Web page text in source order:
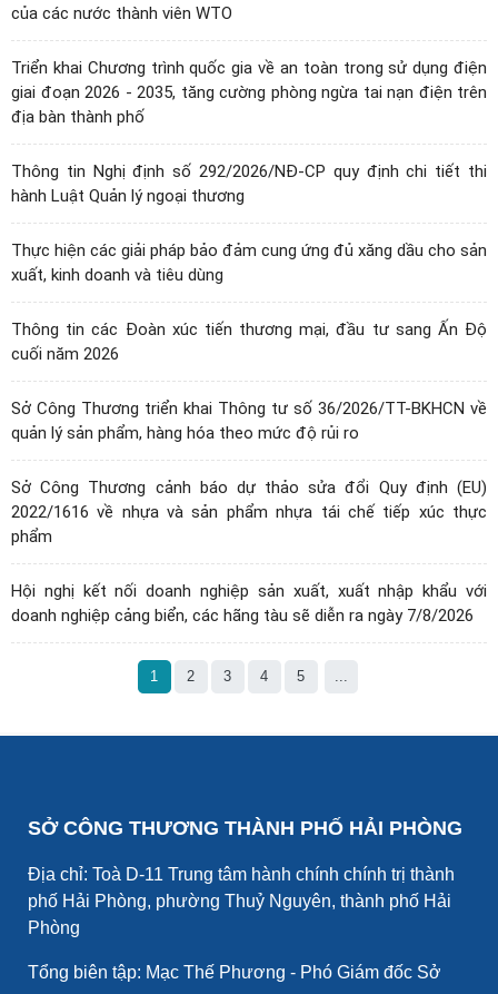
của các nước thành viên WTO
Triển khai Chương trình quốc gia về an toàn trong sử dụng điện
giai đoạn 2026 - 2035, tăng cường phòng ngừa tai nạn điện trên
địa bàn thành phố
Thông tin Nghị định số 292/2026/NĐ-CP quy định chi tiết thi
hành Luật Quản lý ngoại thương
Thực hiện các giải pháp bảo đảm cung ứng đủ xăng dầu cho sản
xuất, kinh doanh và tiêu dùng
Thông tin các Đoàn xúc tiến thương mại, đầu tư sang Ấn Độ
cuối năm 2026
Sở Công Thương triển khai Thông tư số 36/2026/TT-BKHCN về
quản lý sản phẩm, hàng hóa theo mức độ rủi ro
Sở Công Thương cảnh báo dự thảo sửa đổi Quy định (EU)
2022/1616 về nhựa và sản phẩm nhựa tái chế tiếp xúc thực
phẩm
Hội nghị kết nối doanh nghiệp sản xuất, xuất nhập khẩu với
doanh nghiệp cảng biển, các hãng tàu sẽ diễn ra ngày 7/8/2026
1 2 3 4 5 ...
SỞ CÔNG THƯƠNG THÀNH PHỐ HẢI PHÒNG
Địa chỉ: Toà D-11 Trung tâm hành chính chính trị thành
phố Hải Phòng, phường Thuỷ Nguyên, thành phố Hải
Phòng
Tổng biên tập: Mạc Thế Phương - Phó Giám đốc Sở